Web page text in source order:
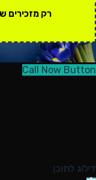
רק מזכירים
Call Now Button
דילוג לתוכן